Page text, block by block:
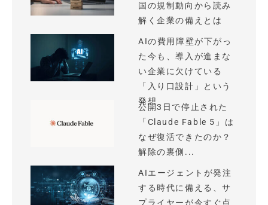
国の規制動向から読み
解く企業の備えとは
AIの費用障壁が下がっ
た今も、導入が進まな
い企業に欠けている
「入り口設計」という
発想
公開3日で停止された
「Claude Fable 5」は
なぜ復活できたのか？
解除の裏側...
AIエージェントが発注
する時代に備える、サ